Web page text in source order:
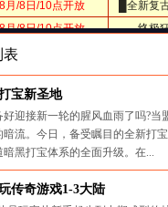
表
宝新圣地
迎接新一轮的腥风血雨了吗?
流。今日，备受瞩目的全新打
黑打宝体系的全面升级。在...
08-04 10:20:33
传奇游戏1-3大陆